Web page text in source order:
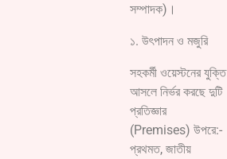
সম্পাদক)।
১. উৎপাদন ও মজুরি
সহকর্মী ওয়েস্টনের যুক্তি
আসলে নির্ভর করছে দুটি
প্রতিজ্ঞার
(Premises) উপরে:-
প্রথমত, জাতীয়